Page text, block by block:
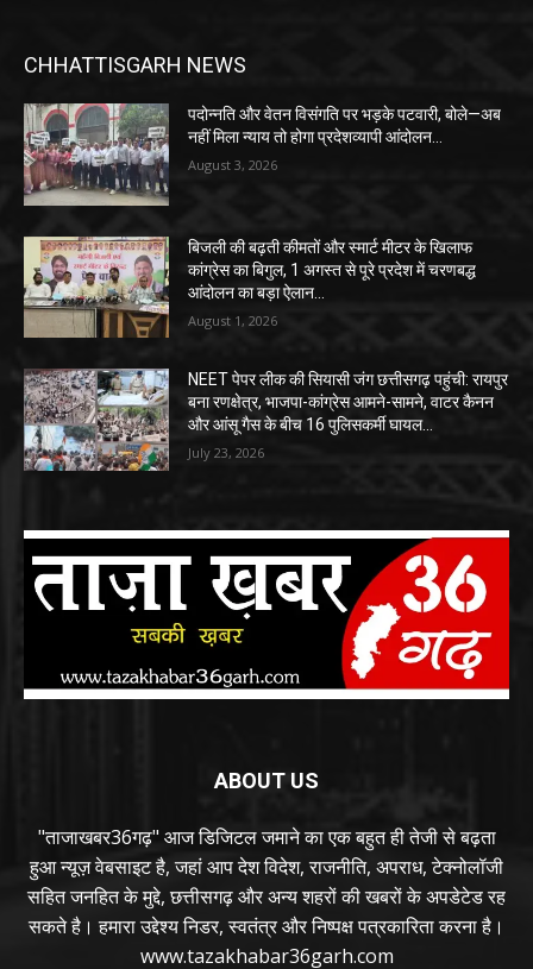
CHHATTISGARH NEWS
पदोन्नति और वेतन विसंगति पर भड़के पटवारी, बोले—अब
नहीं मिला न्याय तो होगा प्रदेशव्यापी आंदोलन…
August 3, 2026
बिजली की बढ़ती कीमतों और स्मार्ट मीटर के खिलाफ
कांग्रेस का बिगुल, 1 अगस्त से पूरे प्रदेश में चरणबद्ध
आंदोलन का बड़ा ऐलान…
August 1, 2026
NEET पेपर लीक की सियासी जंग छत्तीसगढ़ पहुंची: रायपुर
बना रणक्षेत्र, भाजपा-कांग्रेस आमने-सामने, वाटर कैनन
और आंसू गैस के बीच 16 पुलिसकर्मी घायल…
July 23, 2026
ABOUT US
"ताजाखबर36गढ़" आज डिजिटल जमाने का एक बहुत ही तेजी से बढ़ता
हुआ न्यूज़ वेबसाइट है, जहां आप देश विदेश, राजनीति, अपराध, टेक्नोलॉजी
सहित जनहित के मुद्दे, छत्तीसगढ़ और अन्य शहरों की खबरों के अपडेटेड रह
सकते है। हमारा उद्देश्य निडर, स्वतंत्र और निष्पक्ष पत्रकारिता करना है।
www.tazakhabar36garh.com